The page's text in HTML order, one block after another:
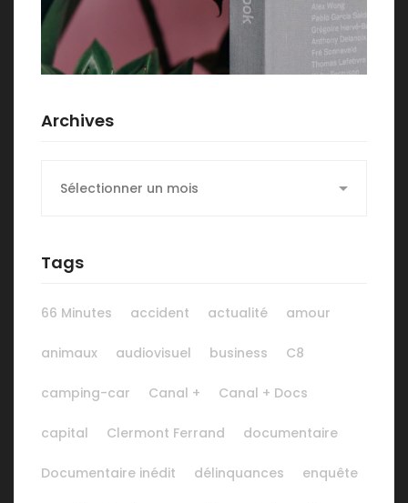
Archives
Tags
66 Minutes accident actualité amour
animaux audiovisuel business C8
camping-car Canal + Canal + Docs
capital Clermont Ferrand documentaire
Documentaire inédit délinquances enquête